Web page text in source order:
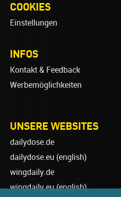
COOKIES
Einstellungen
INFOS
Kontakt & Feedback
Werbemöglichkeiten
UNSERE WEBSITES
dailydose.de
dailydose.eu (english)
wingdaily.de
wingdaily.eu(english)